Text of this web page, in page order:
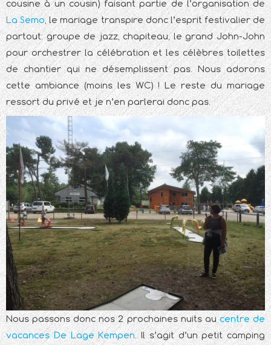
cousine à un cousin) faisant partie de l’organisation de
La Semo, le mariage transpire donc l’esprit festivalier de
partout: groupe de jazz, chapiteau, le grand John-John
pour orchestrer la célébration et les célèbres toilettes
de chantier qui ne désemplissent pas. Nous adorons
cette ambiance (moins les WC) ! Le reste du mariage
ressort du privé et je n’en parlerai donc pas.
Nous passons donc nos 2 prochaines nuits aucentre de
vacances De Lage Kempen. Il s’agit d’un petit camping